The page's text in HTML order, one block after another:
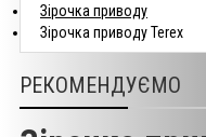
Зірочка приводу
Зірочка приводу Terex
РЕКОМЕНДУЄМО